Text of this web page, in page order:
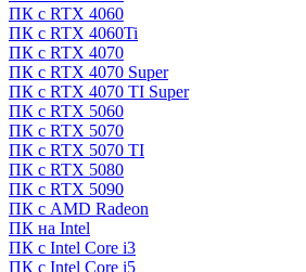
ПК с RTX 4060
ПК с RTX 4060Ti
ПК с RTX 4070
ПК с RTX 4070 Super
ПК с RTX 4070 TI Super
ПК с RTX 5060
ПК с RTX 5070
ПК с RTX 5070 TI
ПК с RTX 5080
ПК с RTX 5090
ПК с AMD Radeon
ПК на Intel
ПК с Intel Core i3
ПК с Intel Core i5